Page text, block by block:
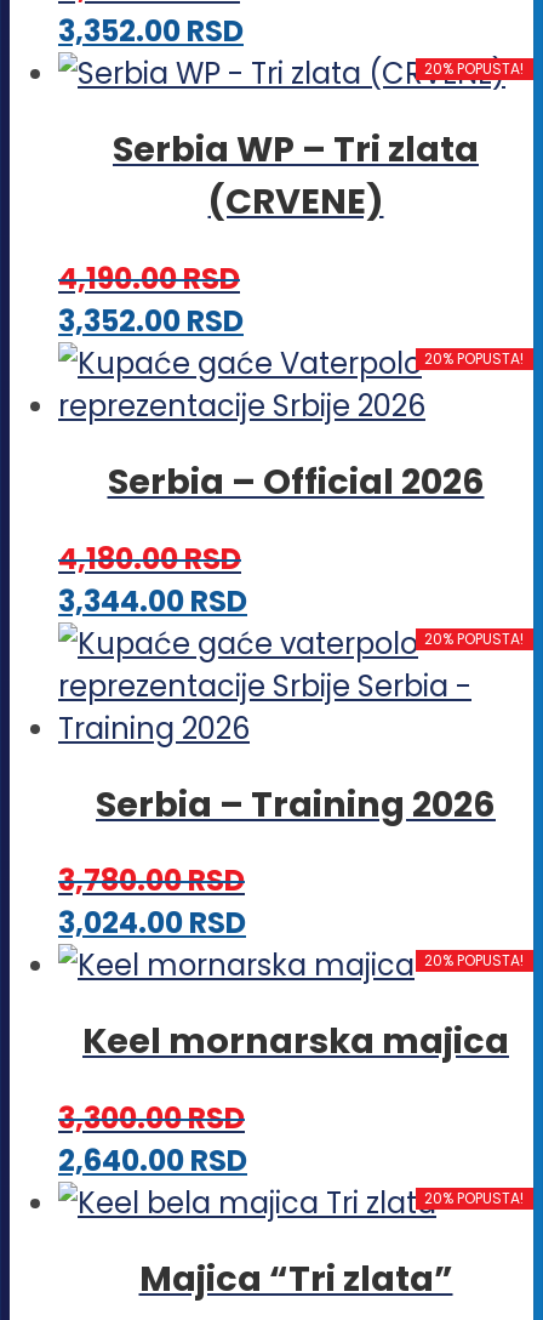
3,352.00RSDOvaj
proizvod
više
varijanti.
biti
izabrane
na
proizvoda.
20% POPUSTA!
Serbia WP – Tri zlata
(CRVENE)
4,190.00RSD
3,352.00RSDOvaj
proizvod
ima
varijanti.
biti
izabrane
na
stranici
proizvoda.
20% POPUSTA!
Serbia – Official 2026
4,180.00RSD
3,344.00RSDOvaj
proizvod
ima
više
Opcije
na
stranici
proizvoda.
20% POPUSTA!
Serbia – Training 2026
3,780.00RSD
3,024.00RSDOvaj
proizvod
više
mogu
biti
izabrane
na
20% POPUSTA!
Keel mornarska majica
3,300.00RSD
2,640.00RSDOvaj
proizvod
više
20% POPUSTA!
Majica “Tri zlata”